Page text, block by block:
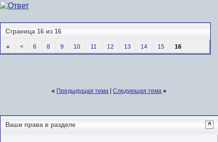
Страница 16 из 16
« < 6 8 9 10 11 12 13 14 15 16
« Предыдущая тема Следующая тема »
Ваши права в разделе ^